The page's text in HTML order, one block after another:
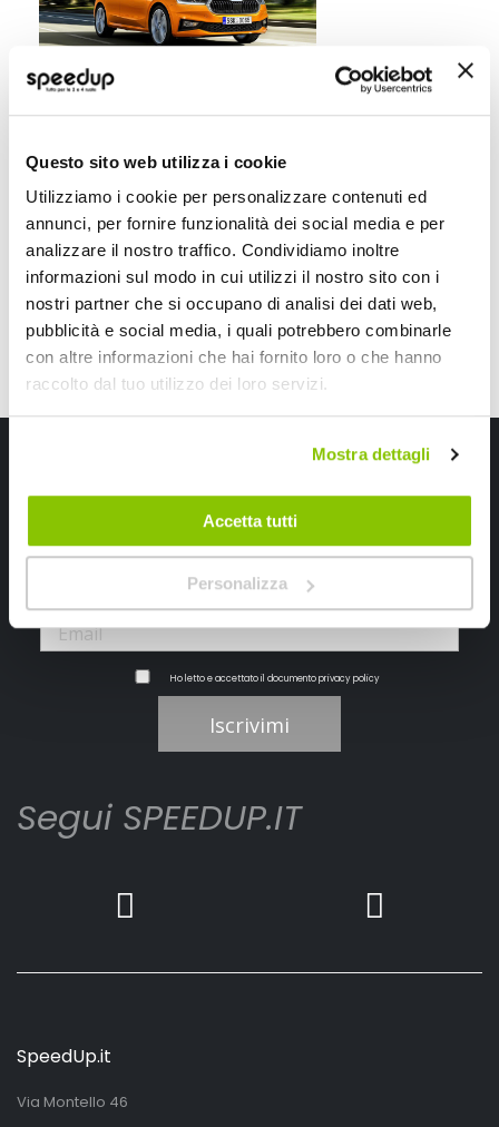
Questo sito web utilizza i cookie
Utilizziamo i cookie per personalizzare contenuti ed
annunci, per fornire funzionalità dei social media e per
analizzare il nostro traffico. Condividiamo inoltre
informazioni sul modo in cui utilizzi il nostro sito con i
nostri partner che si occupano di analisi dei dati web,
pubblicità e social media, i quali potrebbero combinarle
con altre informazioni che hai fornito loro o che hanno
raccolto dal tuo utilizzo dei loro servizi.
Mostra dettagli
Accetta tutti
Personalizza
Nuova Škoda Fabia vuole
Ventidue anni dopo il debutto di
Škoda Fabia, la Casa automobilistica
boema presenta la quarta
generazione del modello.
Leggi di piu' »
Iscriviti alla newsletter Speedup
Ricevi subito uno sconto del 10% per il tuo primo acquisto online!
Ho letto e accettato il documentoprivacy policy
Iscrivimi
Segui SPEEDUP.IT
SpeedUp.it
Via Montello 46